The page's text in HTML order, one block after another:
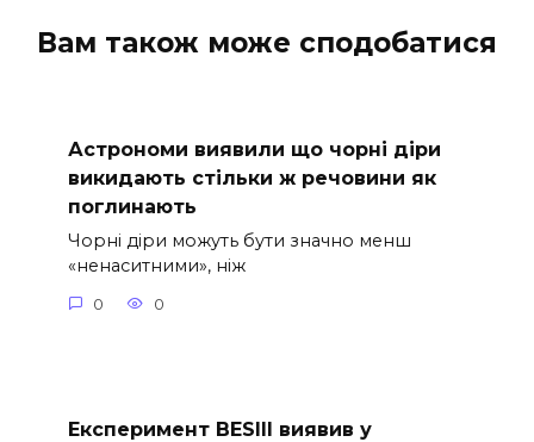
Вам також може сподобатися
Астрономи виявили що чорні діри
викидають стільки ж речовини як
поглинають
Чорні діри можуть бути значно менш
«ненаситними», ніж
0 0
Експеримент BESIII виявив у